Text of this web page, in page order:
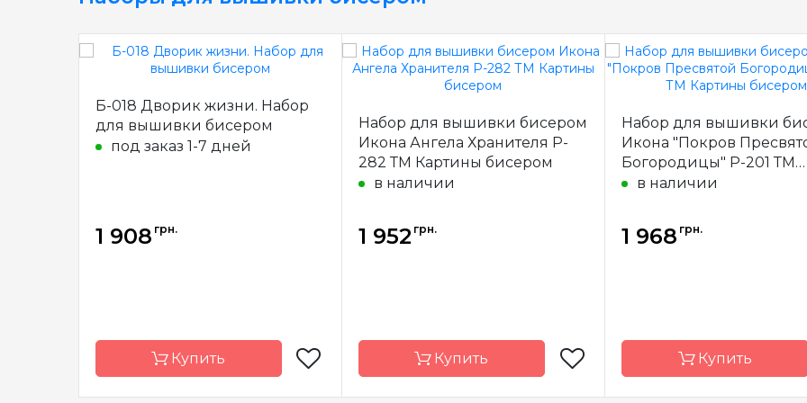
Б-018 Дворик жизни. Набор
для вышивки бисером
под заказ 1-7 дней
1 908 грн.
Купить
Набор для вышивки бисером
Икона Ангела Хранителя P-
282 ТМ Картины бисером
в наличии
1 952 грн.
Купить
Набор для вышивки
Икона "Покров
Богородицы" P-201 ТМ
Картины бисером
в наличии
1 968 грн.
Купить